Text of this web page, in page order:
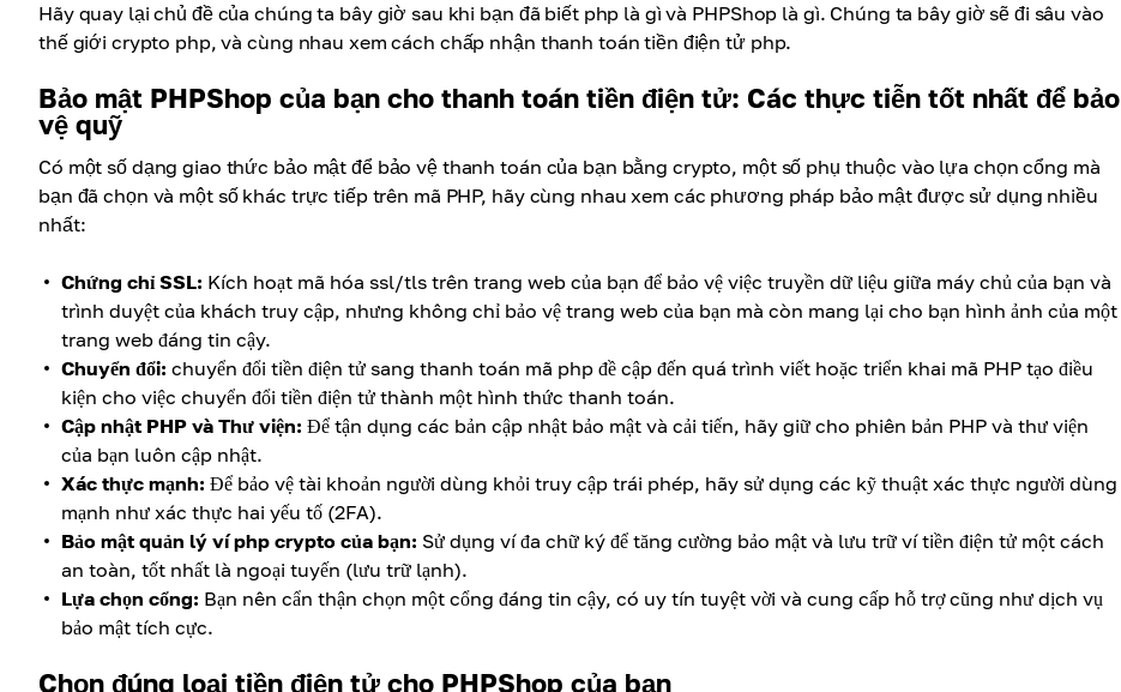
Hãy quay lại chủ đề của chúng ta bây giờ sau khi bạn đã biết php là gì và PHPShop là gì. Chúng ta bây giờ sẽ đi sâu vào
thế giới crypto php, và cùng nhau xem cách chấp nhận thanh toán tiền điện tử php.
Bảo mật PHPShop của bạn cho thanh toán tiền điện tử: Các thực tiễn tốt nhất để bảo
vệ quỹ
Có một số dạng giao thức bảo mật để bảo vệ thanh toán của bạn bằng crypto, một số phụ thuộc vào lựa chọn cổng mà
bạn đã chọn và một số khác trực tiếp trên mã PHP, hãy cùng nhau xem các phương pháp bảo mật được sử dụng nhiều
nhất:
Chứng chỉ SSL: Kích hoạt mã hóa ssl/tls trên trang web của bạn để bảo vệ việc truyền dữ liệu giữa máy chủ của bạn và
trình duyệt của khách truy cập, nhưng không chỉ bảo vệ trang web của bạn mà còn mang lại cho bạn hình ảnh của một
trang web đáng tin cậy.
Chuyển đổi: chuyển đổi tiền điện tử sang thanh toán mã php đề cập đến quá trình viết hoặc triển khai mã PHP tạo điều
kiện cho việc chuyển đổi tiền điện tử thành một hình thức thanh toán.
Cập nhật PHP và Thư viện: Để tận dụng các bản cập nhật bảo mật và cải tiến, hãy giữ cho phiên bản PHP và thư viện
của bạn luôn cập nhật.
Xác thực mạnh: Để bảo vệ tài khoản người dùng khỏi truy cập trái phép, hãy sử dụng các kỹ thuật xác thực người dùng
mạnh như xác thực hai yếu tố (2FA).
Bảo mật quản lý ví php crypto của bạn: Sử dụng ví đa chữ ký để tăng cường bảo mật và lưu trữ ví tiền điện tử một cách
an toàn, tốt nhất là ngoại tuyến (lưu trữ lạnh).
Lựa chọn cổng: Bạn nên cẩn thận chọn một cổng đáng tin cậy, có uy tín tuyệt vời và cung cấp hỗ trợ cũng như dịch vụ
bảo mật tích cực.
Chọn đúng loại tiền điện tử cho PHPShop của bạn